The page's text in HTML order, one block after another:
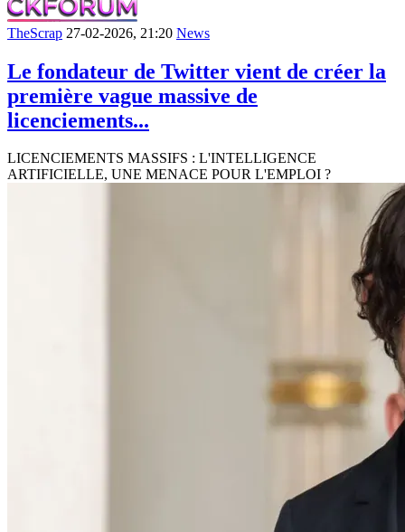
TheScrap 27-02-2026, 21:20 News
Le fondateur de Twitter vient de créer la
première vague massive de
licenciements...
LICENCIEMENTS MASSIFS : L'INTELLIGENCE
ARTIFICIELLE, UNE MENACE POUR L'EMPLOI ?